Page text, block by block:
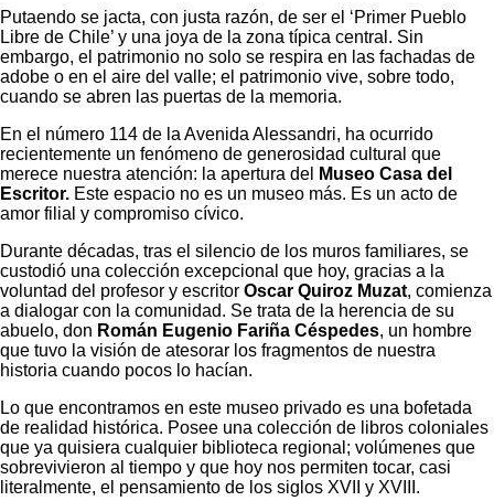
Putaendo se jacta, con justa razón, de ser el ‘Primer Pueblo
Libre de Chile’ y una joya de la zona típica central. Sin
embargo, el patrimonio no solo se respira en las fachadas de
adobe o en el aire del valle; el patrimonio vive, sobre todo,
cuando se abren las puertas de la memoria.
En el número 114 de la Avenida Alessandri, ha ocurrido
recientemente un fenómeno de generosidad cultural que
merece nuestra atención: la apertura del
Museo Casa del
Escritor. Este espacio no es un museo más. Es un acto de
amor filial y compromiso cívico.
Durante décadas, tras el silencio de los muros familiares, se
custodió una colección excepcional que hoy, gracias a la
voluntad del profesor y escritor Oscar Quiroz Muzat, comienza
a dialogar con la comunidad. Se trata de la herencia de su
abuelo, don Román Eugenio Fariña Céspedes, un hombre
que tuvo la visión de atesorar los fragmentos de nuestra
historia cuando pocos lo hacían.
Lo que encontramos en este museo privado es una bofetada
de realidad histórica. Posee una colección de libros coloniales
que ya quisiera cualquier biblioteca regional; volúmenes que
sobrevivieron al tiempo y que hoy nos permiten tocar, casi
literalmente, el pensamiento de los siglos XVII y XVIII.